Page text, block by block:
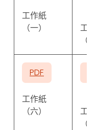
工作紙
（一）
工
（
PDF
工作紙
（六）
工
（